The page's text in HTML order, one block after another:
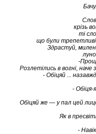
крізь
ті
що були
Здрастуй,
-
Розлетілись в вогні, наче
- Обіцяй ...
- Обіця-
Обіцяй же — у пал цей
Як в
-